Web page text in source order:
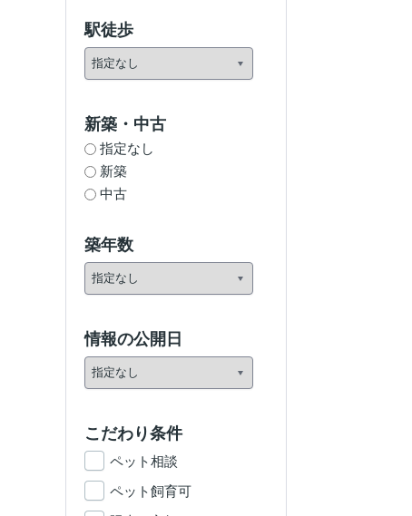
駅徒歩
新築・中古
指定なし
新築
中古
築年数
情報の公開日
こだわり条件
ペット相談
ペット飼育可